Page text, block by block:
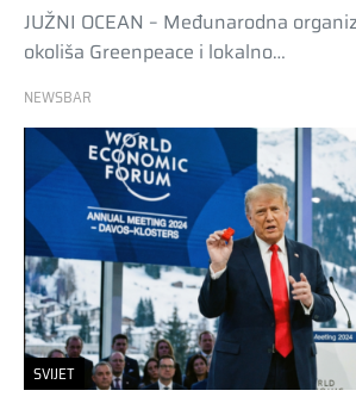
JUŽNI OCEAN – Međunarodna
okoliša Greenpeace i lokalno…
NEWSBAR
SVIJET